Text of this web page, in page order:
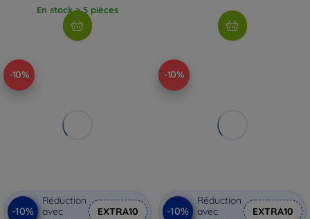
En stock > 5 pièces
-10%
-10%
Réduction
avec
EXTRA10
-10%
-10%
Réduction
avec
EXTRA10